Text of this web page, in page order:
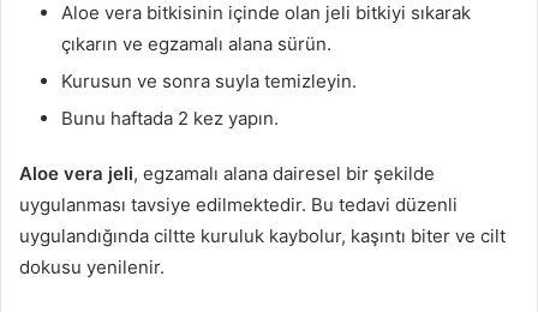
Aloe vera bitkisinin içinde olan jeli bitkiyi sıkarak
çıkarın ve egzamalı alana sürün.
Kurusun ve sonra suyla temizleyin.
Bunu haftada 2 kez yapın.
Aloe vera jeli, egzamalı alana dairesel bir şekilde
uygulanması tavsiye edilmektedir. Bu tedavi düzenli
uygulandığında ciltte kuruluk kaybolur, kaşıntı biter ve cilt
dokusu yenilenir.